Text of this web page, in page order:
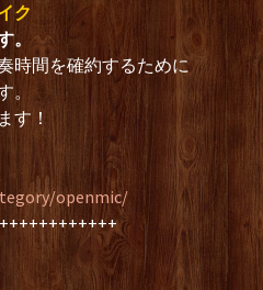
ク
。
時間を確約するために
。
す！
openmic/